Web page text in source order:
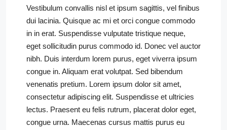
Vestibulum convallis nisl et ipsum sagittis, vel finibus
dui lacinia. Quisque ac mi et orci congue commodo
in in erat. Suspendisse vulputate tristique neque,
eget sollicitudin purus commodo id. Donec vel auctor
nibh. Duis interdum lorem purus, eget viverra ipsum
congue in. Aliquam erat volutpat. Sed bibendum
venenatis pretium. Lorem ipsum dolor sit amet,
consectetur adipiscing elit. Suspendisse et ultricies
lectus. Praesent eu felis rutrum, placerat dolor eget,
congue urna. Maecenas cursus mattis purus eu